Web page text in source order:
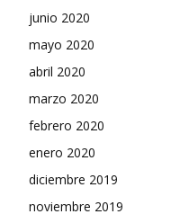
junio 2020
mayo 2020
abril 2020
marzo 2020
febrero 2020
enero 2020
diciembre 2019
noviembre 2019